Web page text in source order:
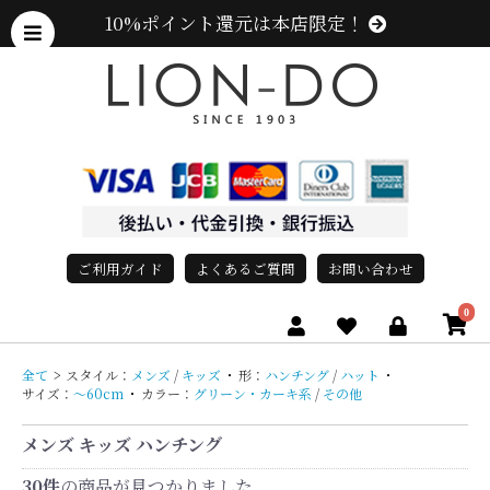
10%ポイント還元は本店限定！
ご利用ガイド よくあるご質問 お問い合わせ
0
全て > スタイル： メンズ / キッズ ・ 形： ハンチング / ハット ・
サイズ： 〜60cm ・ カラー： グリーン・カーキ系 / その他
メンズ キッズ ハンチング